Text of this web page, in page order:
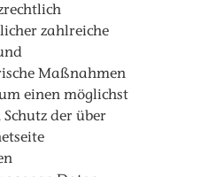
zahlreiche
Maßnahmen
einen möglichst
der über